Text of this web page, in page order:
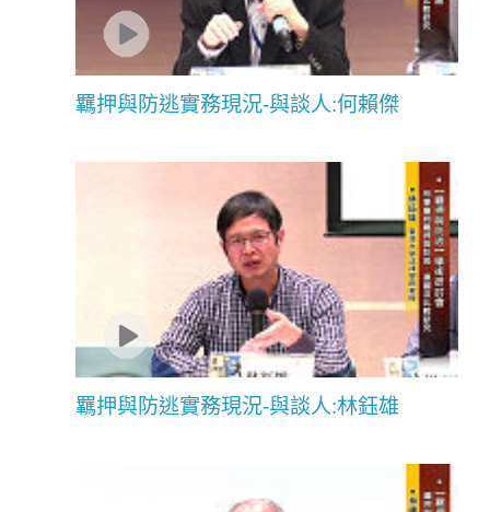
羈押與防逃實務現況-與談人:何賴傑
羈押與防逃實務現況-與談人:林鈺雄